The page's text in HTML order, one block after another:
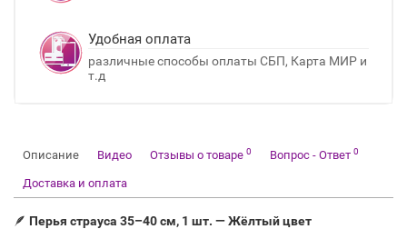
Удобная оплата
различные способы оплаты СБП, Карта МИР и
т.д
Описание Видео Отзывы о товаре 0 Вопрос - Ответ 0
Доставка и оплата
🪶 Перья страуса 35–40 см, 1 шт. — Жёлтый цвет